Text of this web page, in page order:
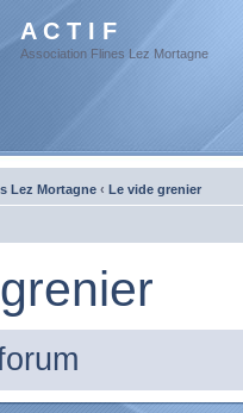
A C T I F
Association Flines Lez Mortagne
Lez Mortagne ‹ Le vide grenier